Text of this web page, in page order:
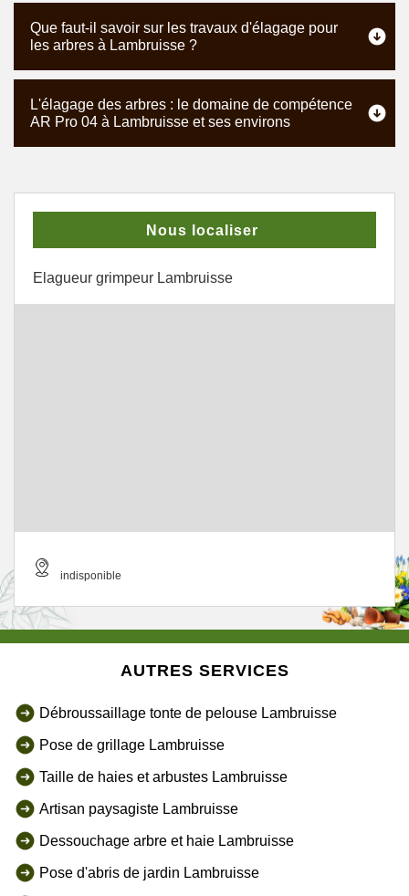
Que faut-il savoir sur les travaux d'élagage pour
les arbres à Lambruisse ?
L'élagage des arbres : le domaine de compétence
AR Pro 04 à Lambruisse et ses environs
Nous localiser
Elagueur grimpeur Lambruisse
indisponible
AUTRES SERVICES
Débroussaillage tonte de pelouse Lambruisse
Pose de grillage Lambruisse
Taille de haies et arbustes Lambruisse
Artisan paysagiste Lambruisse
Dessouchage arbre et haie Lambruisse
Pose d'abris de jardin Lambruisse